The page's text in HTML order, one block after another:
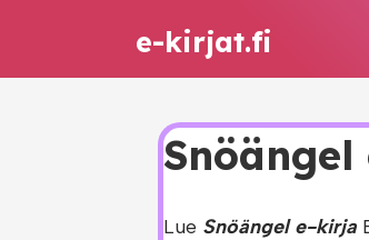
e-kirjat.fi
Lue Snöängel e-kirja